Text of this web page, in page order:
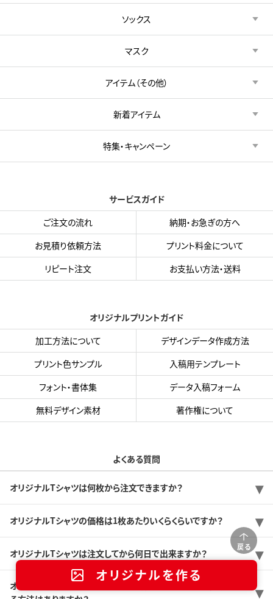
戻る
オリジナルを作る
ソックス
マスク
アイテム（その他）
新着アイテム
特集・キャンペーン
サービスガイド
ご注文の流れ
納期・お急ぎの方へ
お見積り依頼方法
プリント料金について
リピート注文
お支払い方法・送料
オリジナルプリントガイド
加工方法について
デザインデータ作成方法
プリント色サンプル
入稿用テンプレート
フォント・書体集
データ入稿フォーム
無料デザイン素材
著作権について
よくある質問
オリジナルTシャツは何枚から注文できますか？
オリジナルTシャツの価格は1枚あたりいくらくらいですか？
オリジナルTシャツは注文してから何日で出来ますか？
オリジナルTシャツをできるだけ安く作りたいのですが、価格を抑え